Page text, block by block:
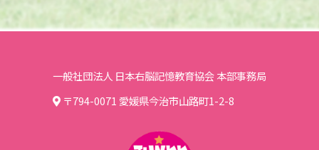
一般社団法人 日本右脳記憶教育協会 本部事務局
〒794-0071 愛媛県今治市山路町1-2-8